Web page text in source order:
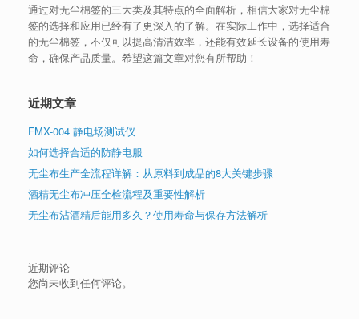
通过对无尘棉签的三大类及其特点的全面解析，相信大家对无尘棉
签的选择和应用已经有了更深入的了解。在实际工作中，选择适合
的无尘棉签，不仅可以提高清洁效率，还能有效延长设备的使用寿
命，确保产品质量。希望这篇文章对您有所帮助！
近期文章
FMX-004 静电场测试仪
如何选择合适的防静电服
无尘布生产全流程详解：从原料到成品的8大关键步骤
酒精无尘布冲压全检流程及重要性解析
无尘布沾酒精后能用多久？使用寿命与保存方法解析
近期评论
您尚未收到任何评论。